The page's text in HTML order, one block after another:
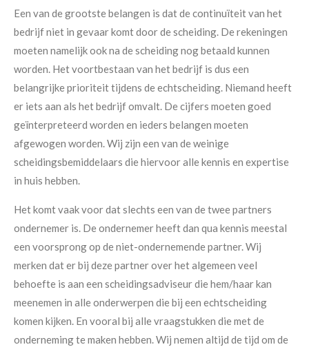
Een van de grootste belangen is dat de continuïteit van het
bedrijf niet in gevaar komt door de scheiding. De rekeningen
moeten namelijk ook na de scheiding nog betaald kunnen
worden. Het voortbestaan van het bedrijf is dus een
belangrijke prioriteit tijdens de echtscheiding. Niemand heeft
er iets aan als het bedrijf omvalt. De cijfers moeten goed
geïnterpreteerd worden en ieders belangen moeten
afgewogen worden. Wij zijn een van de weinige
scheidingsbemiddelaars die hiervoor alle kennis en expertise
in huis hebben.
Het komt vaak voor dat slechts een van de twee partners
ondernemer is. De ondernemer heeft dan qua kennis meestal
een voorsprong op de niet-ondernemende partner. Wij
merken dat er bij deze partner over het algemeen veel
behoefte is aan een scheidingsadviseur die hem/haar kan
meenemen in alle onderwerpen die bij een echtscheiding
komen kijken. En vooral bij alle vraagstukken die met de
onderneming te maken hebben. Wij nemen altijd de tijd om de